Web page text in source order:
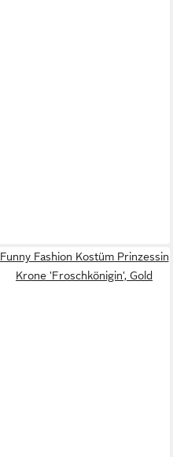
Funny Fashion Kostüm Prinzessin
Krone 'Froschkönigin', Gold